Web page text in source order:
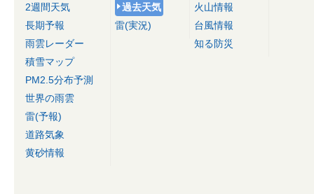
2週間天気
長期予報
雨雲レーダー
積雪マップ
PM2.5分布予測
世界の雨雲
雷(予報)
道路気象
黄砂情報
過去天気
雷(実況)
火山情報
台風情報
知る防災